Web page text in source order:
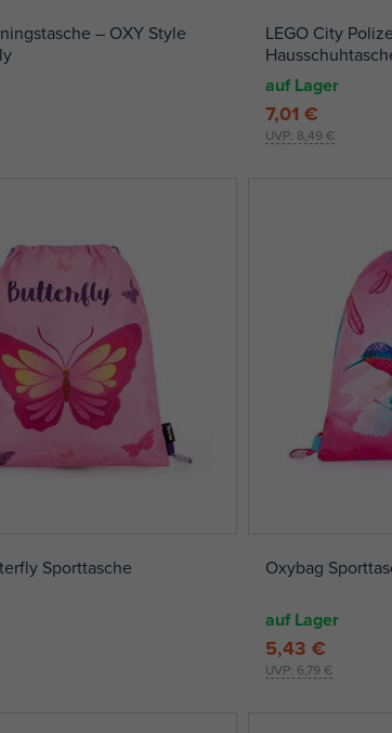
– OXY Style
LEGO City
auf Lager
UVP: 8,49 €
7,01 €
Sporttasche Oxybag
auf Lager
UVP: 6,79 €
5,43 €